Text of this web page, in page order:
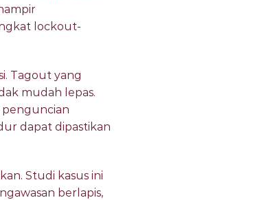
lockout-
Tagout yang
mudah lepas.
penguncian
dapat dipastikan
Studi kasus ini
berlapis,